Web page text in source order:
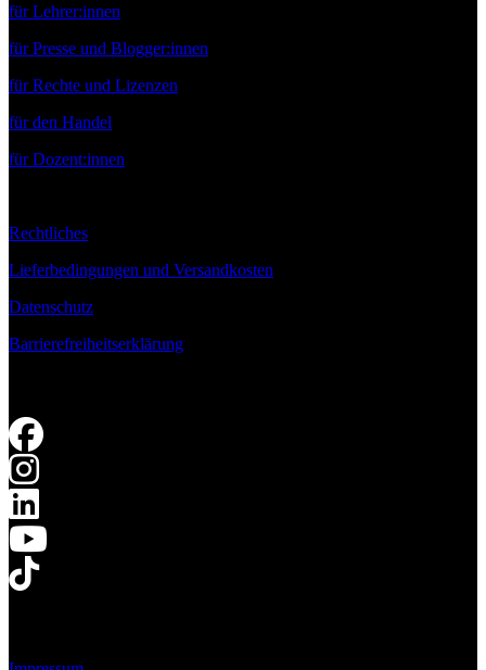
für Lehrer:innen
für Presse und Blogger:innen
für Rechte und Lizenzen
für den Handel
für Dozent:innen
Rechtliches
Lieferbedingungen und Versandkosten
Datenschutz
Barrierefreiheitserklärung